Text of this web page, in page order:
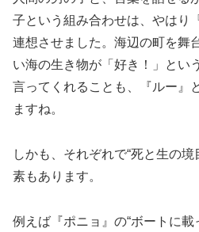
子という組み合わせは、やはり
連想させました。海辺の町を舞
い海の生き物が「好き！」とい
言ってくれることも、『ルー』
ますね。
しかも、それぞれで“死と生の
素もあります。
例えば『ポニョ』の“ボートに載